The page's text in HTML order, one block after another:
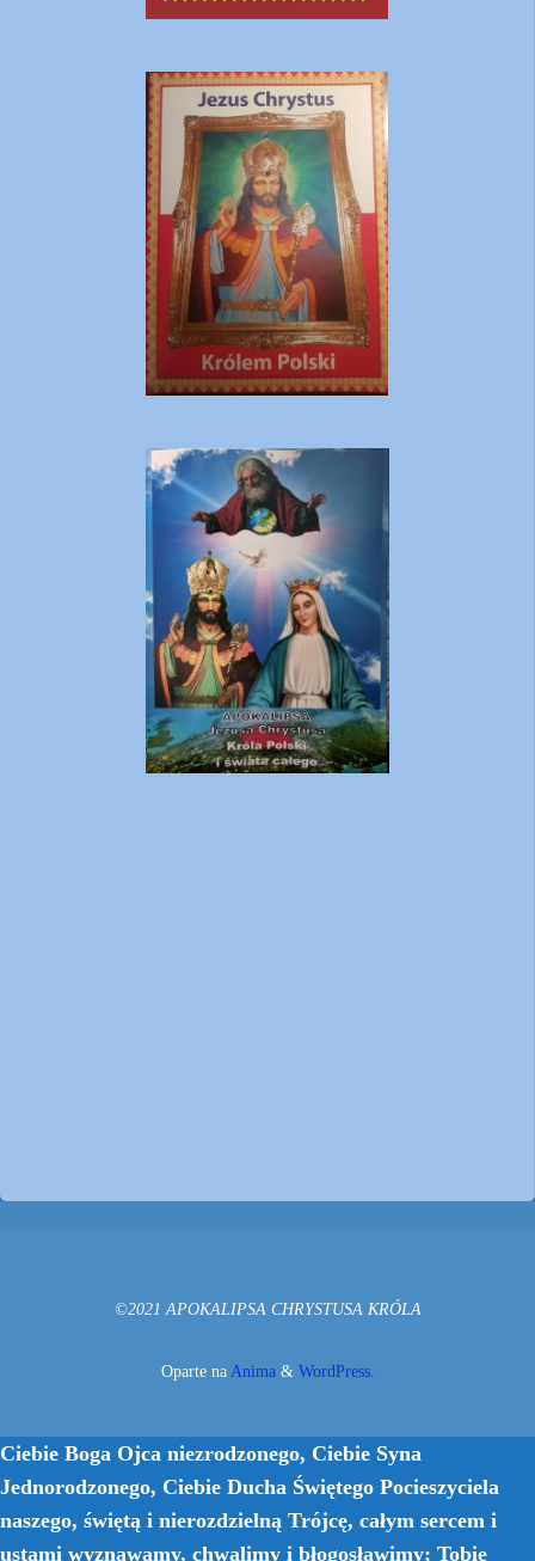
©2021 APOKALIPSA CHRYSTUSA KRÓLA
Oparte naAnima & WordPress.
Ciebie Boga Ojca niezrodzonego, Ciebie Syna
Jednorodzonego, Ciebie Ducha Świętego Pocieszyciela
naszego, świętą i nierozdzielną Trójcę, całym sercem i
ustami wyznawamy, chwalimy i błogosławimy; Tobie